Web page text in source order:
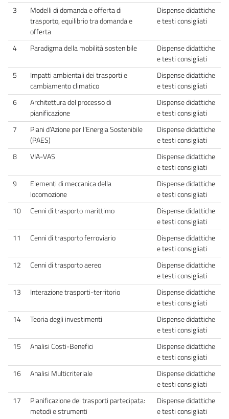
3
Modelli di domanda e offerta di
trasporto, equilibrio tra domanda e
offerta
Dispense didattiche
e testi consigliati
4 Paradigma della mobilità sostenibile
Dispense didattiche
e testi consigliati
5
Impatti ambientali dei trasporti e
cambiamento climatico
Dispense didattiche
e testi consigliati
6
Architettura del processo di
pianificazione
Dispense didattiche
e testi consigliati
7
Piani d’Azione per l’Energia Sostenibile
(PAES)
Dispense didattiche
e testi consigliati
8
VIA-VAS
Dispense didattiche
e testi consigliati
9
Elementi di meccanica della
locomozione
Dispense didattiche
e testi consigliati
10
Cenni di trasporto marittimo
Dispense didattiche
e testi consigliati
11
Cenni di trasporto ferroviario
Dispense didattiche
e testi consigliati
12
Cenni di trasporto aereo
Dispense didattiche
e testi consigliati
13
Interazione trasporti-territorio
Dispense didattiche
e testi consigliati
14
Teoria degli investimenti
Dispense didattiche
e testi consigliati
15
Analisi Costi-Benefici
Dispense didattiche
e testi consigliati
16
Analisi Multicriteriale
Dispense didattiche
e testi consigliati
17
Pianificazione dei trasporti partecipata:
metodi e strumenti
Dispense didattiche
e testi consigliati